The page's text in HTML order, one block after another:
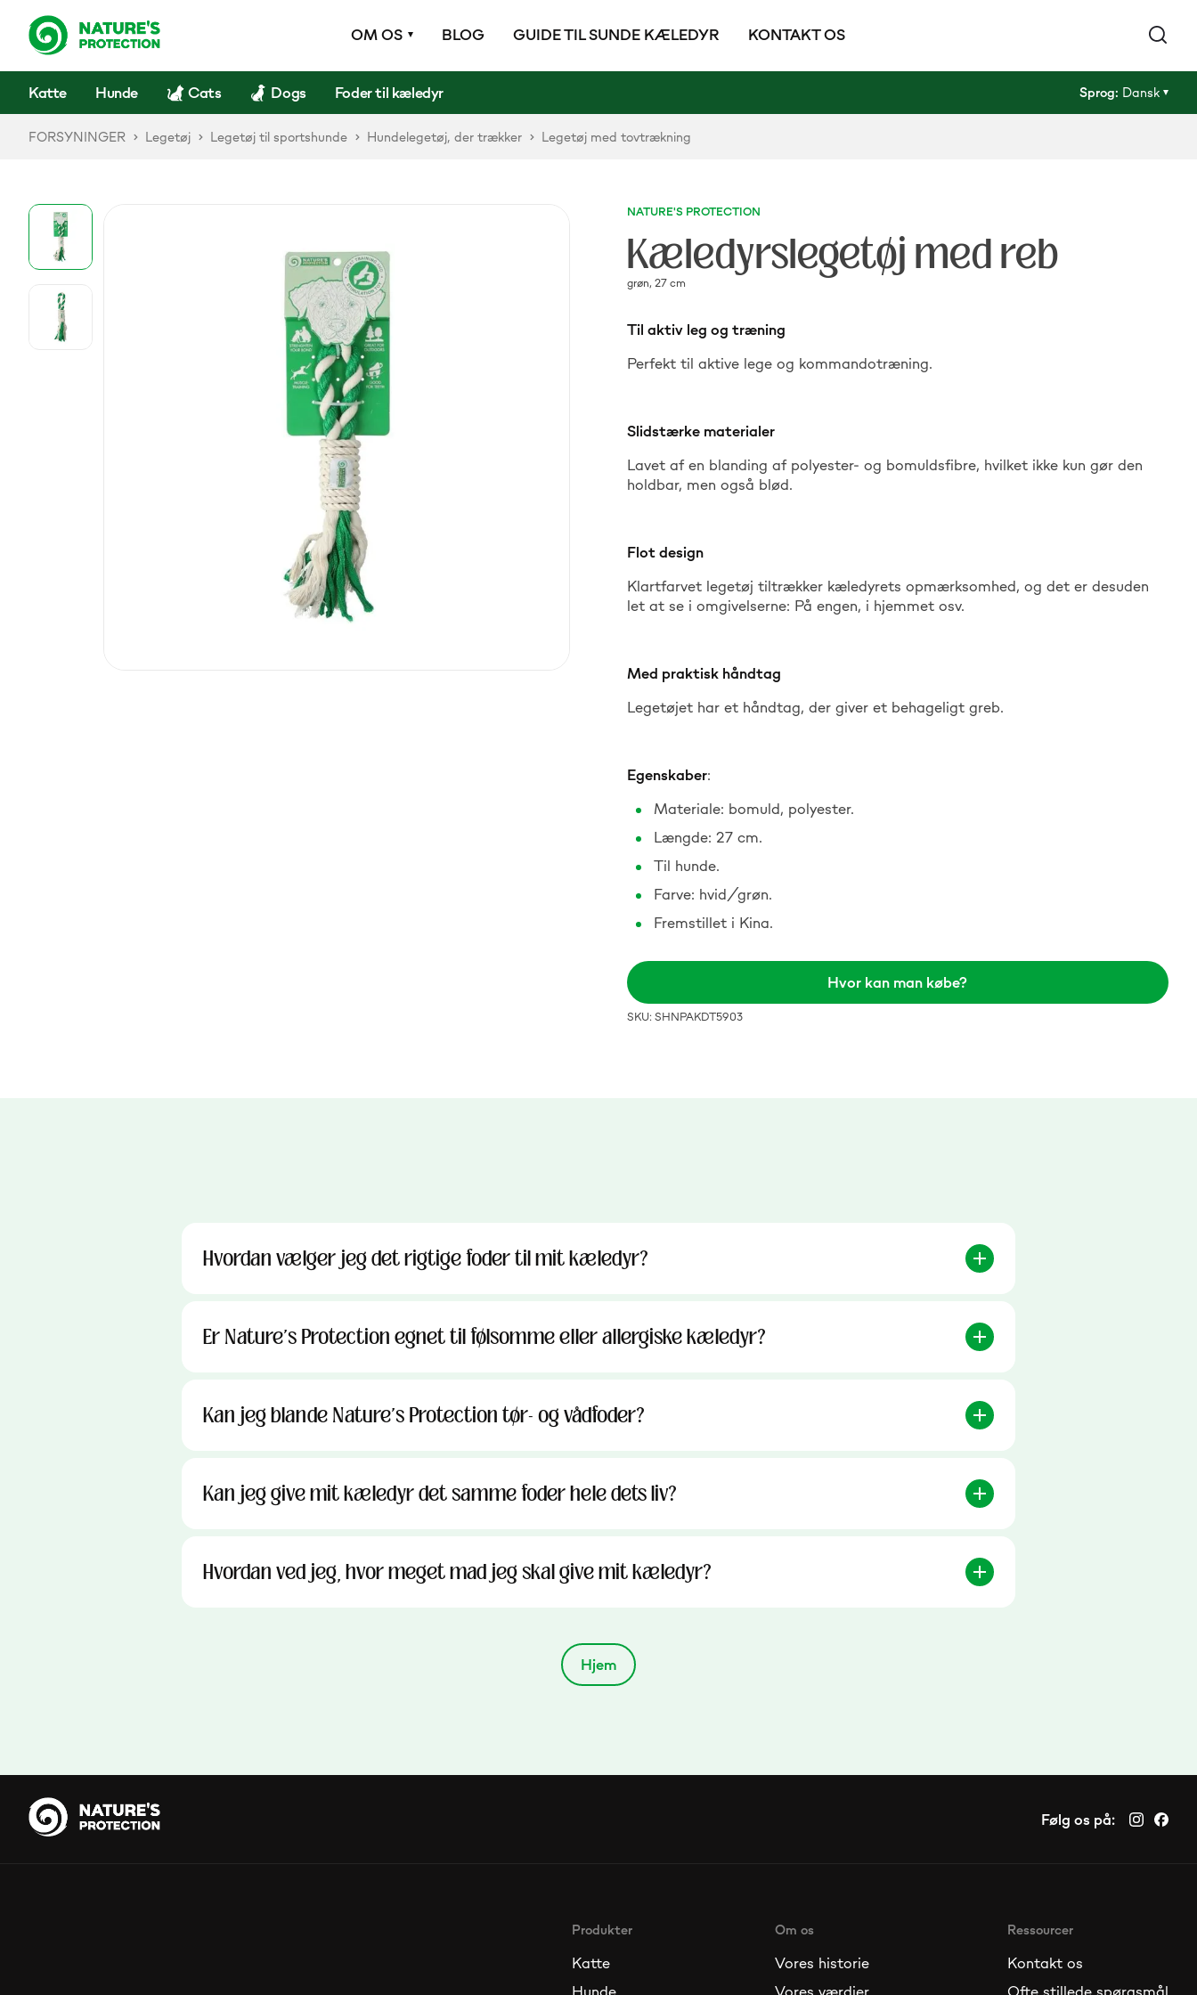
OM OS BLOG GUIDE TIL SUNDE KÆLEDYR KONTAKT OS
Katte Hunde Cats Dogs Foder til kæledyr Sprog: Dansk
FORSYNINGER Legetøj Legetøj til sportshunde Hundelegetøj, der trækker Legetøj med tovtrækning
NATURE'S PROTECTION
Kæledyrslegetøj med reb
grøn, 27 cm
Til aktiv leg og træning
Perfekt til aktive lege og kommandotræning.
Slidstærke materialer
Lavet af en blanding af polyester- og bomuldsfibre, hvilket ikke kun gør den
holdbar, men også blød.
Flot design
Klartfarvet legetøj tiltrækker kæledyrets opmærksomhed, og det er desuden
let at se i omgivelserne: På engen, i hjemmet osv.
Med praktisk håndtag
Legetøjet har et håndtag, der giver et behageligt greb.
Egenskaber:
Materiale: bomuld, polyester.
Længde: 27 cm.
Til hunde.
Farve: hvid/grøn.
Fremstillet i Kina.
Hvor kan man købe?
SKU: SHNPAKDT5903
Hvordan vælger jeg det rigtige foder til mit kæledyr?
Er Nature's Protection egnet til følsomme eller allergiske kæledyr?
Kan jeg blande Nature's Protection tør- og vådfoder?
Kan jeg give mit kæledyr det samme foder hele dets liv?
Hvordan ved jeg, hvor meget mad jeg skal give mit kæledyr?
Hjem
Følg os på:
Produkter
Katte
Om os
Vores historie
Ressourcer
Kontakt os